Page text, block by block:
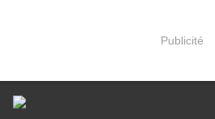
Publicité